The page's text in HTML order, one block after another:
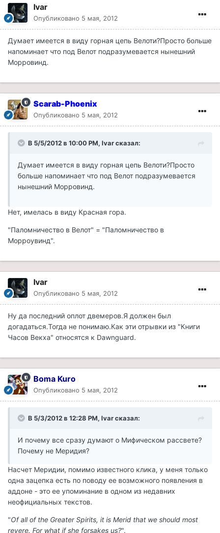
Ivar
Опубликовано 5 мая, 2012
Думает имеется в виду горная цепь Велоти?Просто больше
напоминает что под Велот подразумевается нынешний
Морровинд.
Scarab-Phoenix
Опубликовано 5 мая, 2012
В 5/5/2012 в 10:00 PM, Ivar сказал:
Думает имеется в виду горная цепь Велоти?Просто
больше напоминает что под Велот подразумевается
нынешний Морровинд.
Нет, имелась в виду Красная гора.
"Паломничество в Велот" = "Паломничество в
Морроувинд".
Ivar
Опубликовано 5 мая, 2012
Ну да последний оплот двемеров.Я должен был
догадаться.Тогда не понимаю.Как эти отрывки из "Книги
Часов Векха" относятся к Dawnguard.
Boma Kuro
Опубликовано 5 мая, 2012
В 5/3/2012 в 12:28 PM, Ivar сказал:
И почему все сразу думают о Мифическом рассвете?
Почему не Меридия?
Насчет Меридии, помимо известного клика, у меня только
одна зацепка есть по поводу ее возможного появления в
аддоне - это ее упоминание в одном из недавних
неофициальных текстов.
"Of all of the Greater Spirits, it is Merid that we should most
revere. For what if she forsakes us?".